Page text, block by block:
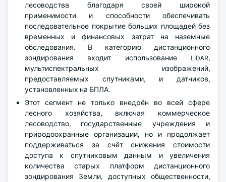
лесоводства благодаря своей широкой
применимости и способности обеспечивать
последовательное покрытие больших площадей без
временных и финансовых затрат на наземные
обследования. В категорию дистанционного
зондирования входит использование LiDAR,
мультиспектральных изображений,
предоставляемых спутниками, и датчиков,
установленных на БПЛА.
Этот сегмент не только внедрён во всей сфере
лесного хозяйства, включая коммерческое
лесоводство, государственные учреждения и
природоохранные организации, но и продолжает
поддерживаться за счёт снижения стоимости
доступа к спутниковым данным и увеличения
количества старых платформ дистанционного
зондирования Земли, доступных общественности,